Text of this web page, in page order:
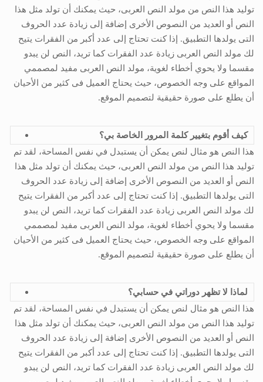
توليد هذا النص من مولد النص العربى، حيث يمكنك أن تولد مثل هذا
النص أو العديد من النصوص الأخرى إضافة إلى زيادة عدد الحروف
التى يولدها التطبيق. إذا كنت تحتاج إلى عدد أكبر من الفقرات يتيح
لك مولد النص العربى زيادة عدد الفقرات كما تريد، النص لن يبدو
مقسما ولا يحوي أخطاء لغوية، مولد النص العربى مفيد لمصممي
المواقع على وجه الخصوص، حيث يحتاج العميل فى كثير من الأحيان
أن يطلع على صورة حقيقية لتصميم الموقع.
كيف أقوم بتغيير كلمة المرور الخاصة بي؟
هذا النص هو مثال لنص يمكن أن يستبدل في نفس المساحة، لقد تم
توليد هذا النص من مولد النص العربى، حيث يمكنك أن تولد مثل هذا
النص أو العديد من النصوص الأخرى إضافة إلى زيادة عدد الحروف
التى يولدها التطبيق. إذا كنت تحتاج إلى عدد أكبر من الفقرات يتيح
لك مولد النص العربى زيادة عدد الفقرات كما تريد، النص لن يبدو
مقسما ولا يحوي أخطاء لغوية، مولد النص العربى مفيد لمصممي
المواقع على وجه الخصوص، حيث يحتاج العميل فى كثير من الأحيان
أن يطلع على صورة حقيقية لتصميم الموقع.
لماذا لا تظهر دوراتي في حسابي؟
هذا النص هو مثال لنص يمكن أن يستبدل في نفس المساحة، لقد تم
توليد هذا النص من مولد النص العربى، حيث يمكنك أن تولد مثل هذا
النص أو العديد من النصوص الأخرى إضافة إلى زيادة عدد الحروف
التى يولدها التطبيق. إذا كنت تحتاج إلى عدد أكبر من الفقرات يتيح
لك مولد النص العربى زيادة عدد الفقرات كما تريد، النص لن يبدو